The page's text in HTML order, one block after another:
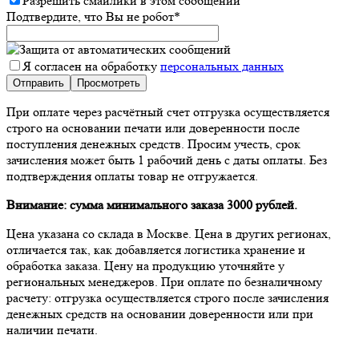
Подтвердите, что Вы не робот*
Я согласен на обработку персональных данных
При оплате через расчётный счет отгрузка осуществляется
строго на основании печати или доверенности после
поступления денежных средств. Просим учесть, срок
зачисления может быть 1 рабочий день с даты оплаты. Без
подтверждения оплаты товар не отгружается.
Внимание: сумма минимального заказа 3000 рублей.
Цена указана со склада в Москве. Цена в других регионах,
отличается так, как добавляется логистика хранение и
обработка заказа. Цену на продукцию уточняйте у
региональных менеджеров. При оплате по безналичному
расчету: отгрузка осуществляется строго после зачисления
денежных средств на основании доверенности или при
наличии печати.